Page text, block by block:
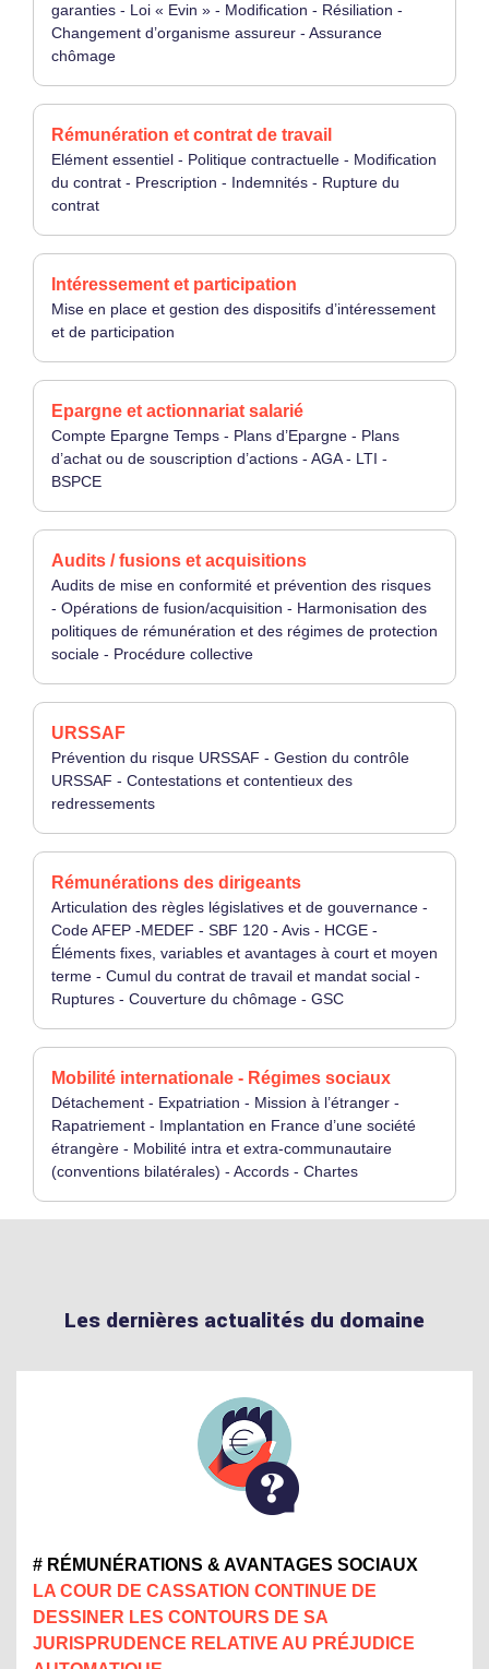
garanties - Loi « Evin » - Modification - Résiliation -
Changement d’organisme assureur - Assurance
chômage
Rémunération et contrat de travail
Elément essentiel - Politique contractuelle - Modification
du contrat - Prescription - Indemnités - Rupture du
contrat
Intéressement et participation
Mise en place et gestion des dispositifs d’intéressement
et de participation
Epargne et actionnariat salarié
Compte Epargne Temps - Plans d’Epargne - Plans
d’achat ou de souscription d’actions - AGA - LTI -
BSPCE
Audits / fusions et acquisitions
Audits de mise en conformité et prévention des risques
- Opérations de fusion/acquisition - Harmonisation des
politiques de rémunération et des régimes de protection
sociale - Procédure collective
URSSAF
Prévention du risque URSSAF - Gestion du contrôle
URSSAF - Contestations et contentieux des
redressements
Rémunérations des dirigeants
Articulation des règles législatives et de gouvernance -
Code AFEP -MEDEF - SBF 120 - Avis - HCGE -
Éléments fixes, variables et avantages à court et moyen
terme - Cumul du contrat de travail et mandat social -
Ruptures - Couverture du chômage - GSC
Mobilité internationale - Régimes sociaux
Détachement - Expatriation - Mission à l’étranger -
Rapatriement - Implantation en France d’une société
étrangère - Mobilité intra et extra-communautaire
(conventions bilatérales) - Accords - Chartes
Les dernières actualités du domaine
# RÉMUNÉRATIONS & AVANTAGES SOCIAUX
LA COUR DE CASSATION CONTINUE DE
DESSINER LES CONTOURS DE SA
JURISPRUDENCE RELATIVE AU PRÉJUDICE